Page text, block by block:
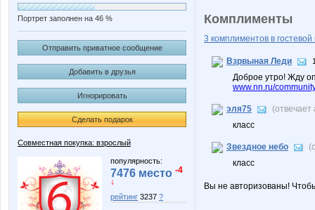
Портрет заполнен на 46 %
Отправить приватное сообщение
Добавить в друзья
Игнорировать
Сделать подарок
Совместная покупка: взрослый
популярность:
7476 место -4
↓
рейтинг 3237 ?
Комплименты
3 комплиментов в гостевой
Взрвыная Леди
Доброе утро! Жду
www.nn.ru/
эля75
(отвечает
класс
Звездное небо
класс
Вы не авторизованы!